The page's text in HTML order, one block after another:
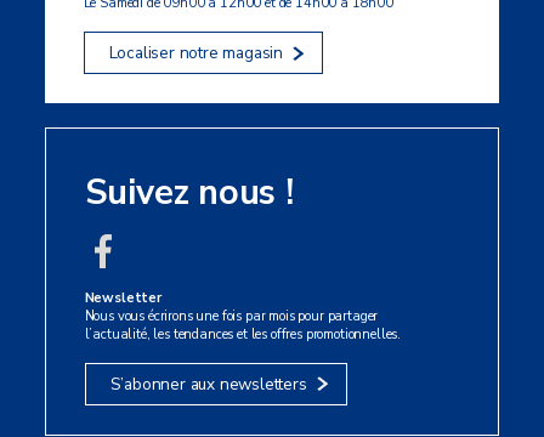
Localiser notre magasin
Suivez nous !
Newsletter
Nous vous écrirons une fois par mois pour partager
l’actualité, les tendances et les offres promotionnelles.
S’abonner aux newsletters